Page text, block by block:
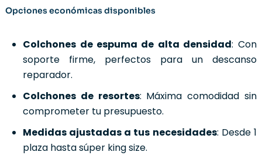
Opciones económicas disponibles
Colchones de espuma de alta densidad: Con
soporte firme, perfectos para un descanso
reparador.
Colchones de resortes: Máxima comodidad sin
comprometer tu presupuesto.
Medidas ajustadas a tus necesidades: Desde 1
plaza hasta súper king size.